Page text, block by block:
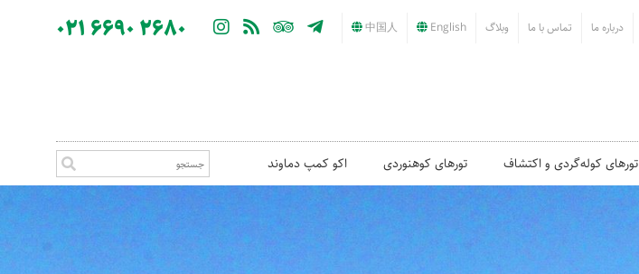
درباره ما تماس با ما وبلاگ English
中国人
021 6690 2680
تورهای کوله‌گردی و اکتشاف تورهای کوهنوردی اکو کمپ دماوند